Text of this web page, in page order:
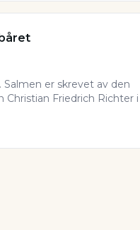
er skrevet av den
Friedrich Richter i